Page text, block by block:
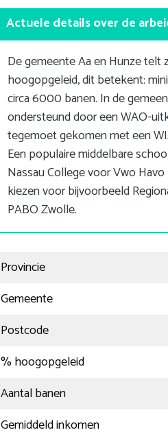
Actuele details over de
De gemeente Aa en Hunze telt
hoogopgeleid, dit betekent:
circa 6000 banen. In de
ondersteund door een WAO-
tegemoet gekomen met een
Een populaire middelbare
Nassau College voor Vwo
kiezen voor bijvoorbeeld
PABO Zwolle.
Provincie
Gemeente
Postcode
% hoogopgeleid
Aantal banen
Gemiddeld inkomen